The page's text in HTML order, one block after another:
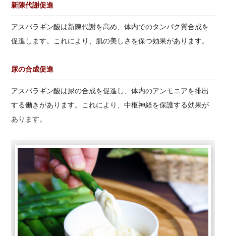
新陳代謝促進
アスパラギン酸は新陳代謝を高め、体内でのタンパク質合成を
促進します。これにより、肌の美しさを保つ効果があります。
尿の合成促進
アスパラギン酸は尿の合成を促進し、体内のアンモニアを排出
する働きがあります。これにより、中枢神経を保護する効果が
あります。